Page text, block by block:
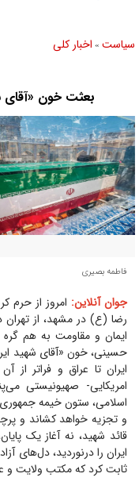
سیاست » اخبار کلی
بعثت خون «آقای
فاطمه بصیری
جوان آنلاین: امروز از حرم
رضا (ع) در مشهد، از تهران
ایمان و مقاومت به هم
حسینی، خون «آقای شهید
ایران تا عراق و فراتر
امریکایی- صهیونیستی
اسلامی، ستون خیمه
و تجزیه خواهد کشاند و
قائد شهید، نه آغاز یک
ایران را درنوردید، دل‌های
ثابت کرد که مکتب ولایت و